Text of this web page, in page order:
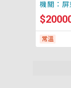
機關：屏
常溫